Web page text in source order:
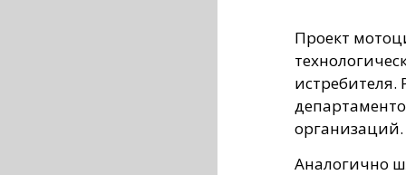
Проект
истребителя.
организаций.
Аналогично